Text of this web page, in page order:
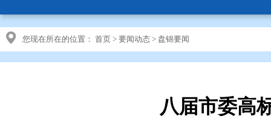
您现在所在的位置： 首页 > 要闻动态 > 盘锦要闻
八届市委高